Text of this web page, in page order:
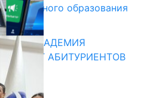
образования
АКАДЕМИЯ
АБИТУРИЕНТОВ